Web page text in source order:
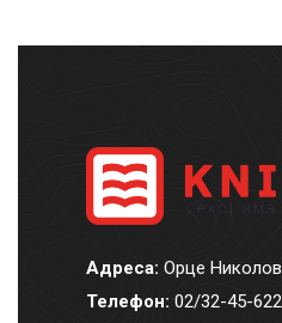
Адреса: Орце
Телефон: 02/32-45-622